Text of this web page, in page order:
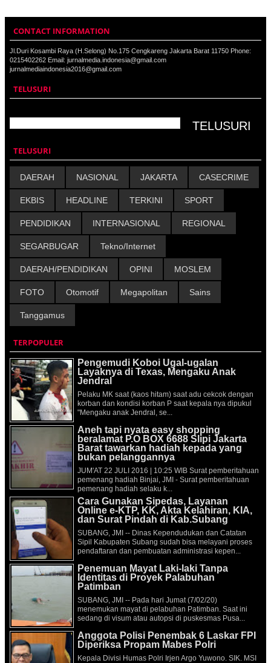
CONTACT INFORMATION
Jl.Duri Kosambi Raya (H.Selong) No.175 Cengkareng Jakarta Barat 11750 Phone:
0215402262 Email: jurnalmedia.indonesia@gmail.com
jurnalmediaindonesia2016@gmail.com
TELUSURI
TELUSURI
DAERAH NASIONAL JAKARTA CASECRIME
EKBIS HEADLINE TERKINI SPORT
PENDIDIKAN INTERNASIONAL REGIONAL
SEGARBUGAR Tekno/Internet
DAERAH/PENDIDIKAN OPINI MOSLEM
FOTO Otomotif Megapolitan Sains
Tanggamus
TERPOPULER
Pengemudi Koboi Ugal-ugalan
Layaknya di Texas, Mengaku Anak
Jendral
Pelaku MK saat (kaos hitam) saat adu cekcok dengan
korban dan kondisi korban P saat kepala nya dipukul
"Mengaku anak Jendral, se...
Aneh tapi nyata easy shopping
beralamat P.O BOX 6688 Slipi Jakarta
Barat tawarkan hadiah kepada yang
bukan pelanggannya
JUM'AT 22 JULI 2016 | 10:25 WIB Surat pemberitahuan
pemenang hadiah Binjai, JMI - Surat pemberitahuan
pemenang hadiah selaku k...
Cara Gunakan Sipedas, Layanan
Online e-KTP, KK, Akta Kelahiran, KIA,
dan Surat Pindah di Kab.Subang
SUBANG, JMI -- Dinas Kependudukan dan Catatan
Sipil Kabupaten Subang sudah bisa melayani proses
pendaftaran dan pembuatan administrasi kepen...
Penemuan Mayat Laki-laki Tanpa
Identitas di Proyek Palabuhan
Patimban
SUBANG, JMI -- Pada hari Jumat (7/02/20)
menemukan mayat di pelabuhan Patimban. Saat ini
sedang di visum atau autopsi di puskesmas Pusa...
Anggota Polisi Penembak 6 Laskar FPI
Diperiksa Propam Mabes Polri
Kepala Divisi Humas Polri Irjen Argo Yuwono. SIK. MSI